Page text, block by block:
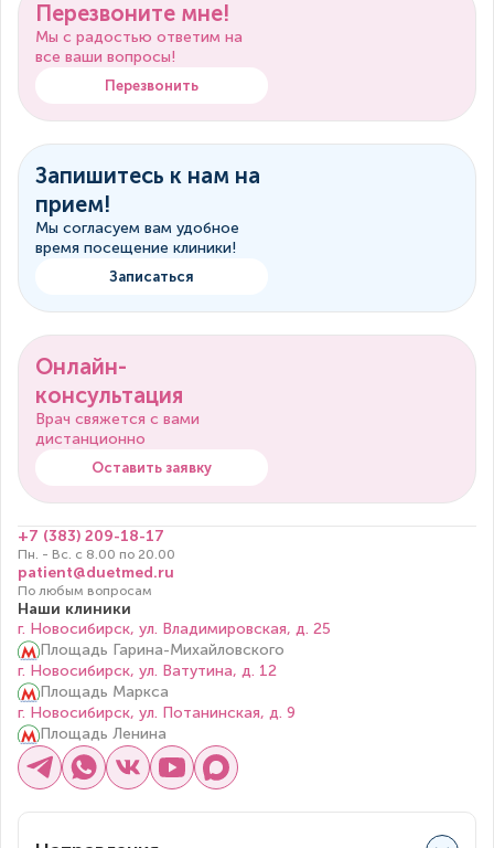
Перезвоните мне!
Мы с радостью ответим на
все ваши вопросы!
Перезвонить
Запишитесь к нам на
прием!
Мы согласуем вам удобное
время посещение клиники!
Записаться
Онлайн-
консультация
Врач свяжется с вами
дистанционно
Оставить заявку
+7 (383) 209-18-17
Пн. - Вс. с 8.00 по 20.00
patient@duetmed.ru
По любым вопросам
Наши клиники
г. Новосибирск, ул. Владимировская, д. 25
Площадь Гарина-Михайловского
г. Новосибирск, ул. Ватутина, д. 12
Площадь Маркса
г. Новосибирск, ул. Потанинская, д. 9
Площадь Ленина